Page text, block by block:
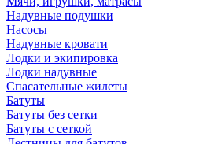
Надувные подушки
Насосы
Надувные кровати
Лодки и экипировка
Лодки надувные
Спасательные жилеты
Батуты
Батуты без сетки
Батуты с сеткой